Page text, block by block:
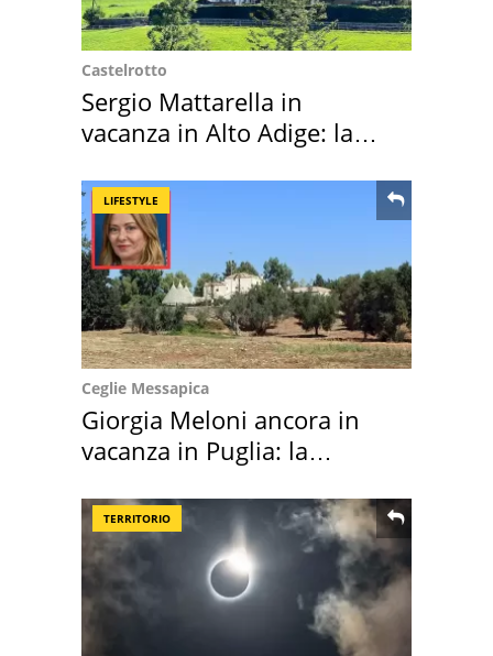
Castelrotto
Sergio Mattarella in
vacanza in Alto Adige: la
LIFESTYLE
Ceglie Messapica
Giorgia Meloni ancora in
vacanza in Puglia: la
TERRITORIO